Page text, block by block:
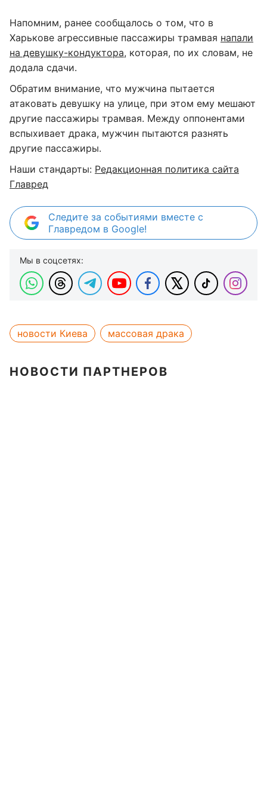
Напомним, ранее сообщалось о том, что в
Харькове агрессивные пассажиры трамвая напали
на девушку-кондуктора, которая, по их словам, не
додала сдачи.
Обратим внимание, что мужчина пытается
атаковать девушку на улице, при этом ему мешают
другие пассажиры трамвая. Между оппонентами
вспыхивает драка, мужчин пытаются разнять
другие пассажиры.
Наши стандарты: Редакционная политика сайта
Главред
Следите за событиями вместе с
Главредом в Google!
Мы в соцсетях:
новости Киева массовая драка
НОВОСТИ ПАРТНЕРОВ